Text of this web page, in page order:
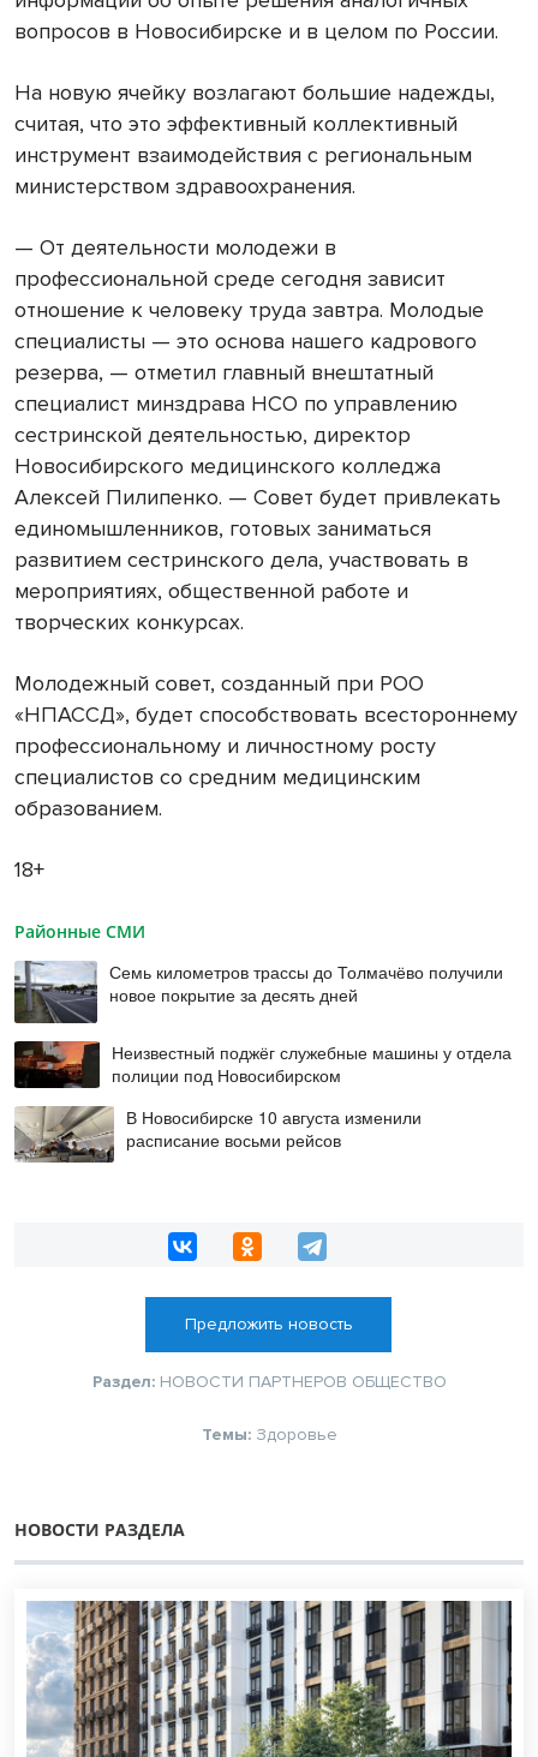
вопросов в Новосибирске и в целом по России.
На новую ячейку возлагают большие надежды,
считая, что это эффективный коллективный
инструмент взаимодействия с региональным
министерством здравоохранения.
— От деятельности молодежи в
профессиональной среде сегодня зависит
отношение к человеку труда завтра. Молодые
специалисты — это основа нашего кадрового
резерва, — отметил главный внештатный
специалист минздрава НСО по управлению
сестринской деятельностью, директор
Новосибирского медицинского колледжа
Алексей Пилипенко. — Совет будет привлекать
единомышленников, готовых заниматься
развитием сестринского дела, участвовать в
мероприятиях, общественной работе и
творческих конкурсах.
Молодежный совет, созданный при РОО
«НПАССД», будет способствовать всестороннему
профессиональному и личностному росту
специалистов со средним медицинским
образованием.
18+
Районные СМИ
Семь километров трассы до Толмачёво получили
новое покрытие за десять дней
Неизвестный поджёг служебные машины у отдела
полиции под Новосибирском
В Новосибирске 10 августа изменили
расписание восьми рейсов
Предложить новость
Раздел: НОВОСТИ ПАРТНЕРОВ ОБЩЕСТВО
Темы: Здоровье
НОВОСТИ РАЗДЕЛА